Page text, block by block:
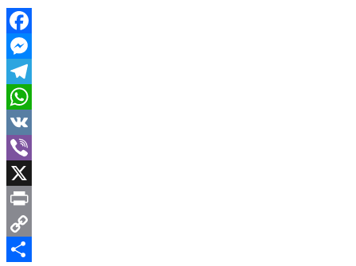
Facebook
Messenger
Telegram
WhatsApp
VK
Viber
X
Print
Copy